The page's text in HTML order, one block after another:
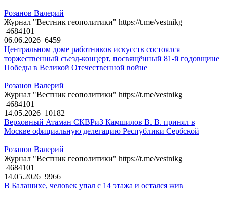
Розанов Валерий
Журнал "Вестник геополитики" https://t.me/vestnikg
4684101
06.06.2026 6459
Центральном доме работников искусств состоялся
торжественный съезд-концерт, посвящённый 81-й годовщине
Победы в Великой Отечественной войне
Розанов Валерий
Журнал "Вестник геополитики" https://t.me/vestnikg
4684101
14.05.2026 10182
Верховный Атаман СКВРиЗ Камшилов В. В. принял в
Москве официальную делегацию Республики Сербской
Розанов Валерий
Журнал "Вестник геополитики" https://t.me/vestnikg
4684101
14.05.2026 9966
В Балашихе, человек упал с 14 этажа и остался жив